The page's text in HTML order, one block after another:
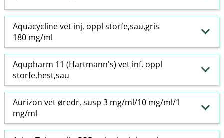
Aquacycline vet inj, oppl storfe,sau,gris
180 mg/ml
Aqupharm 11 (Hartmann's) vet inf, oppl
storfe,hest,sau
Aurizon vet øredr, susp 3 mg/ml/10 mg/ml/1
mg/ml